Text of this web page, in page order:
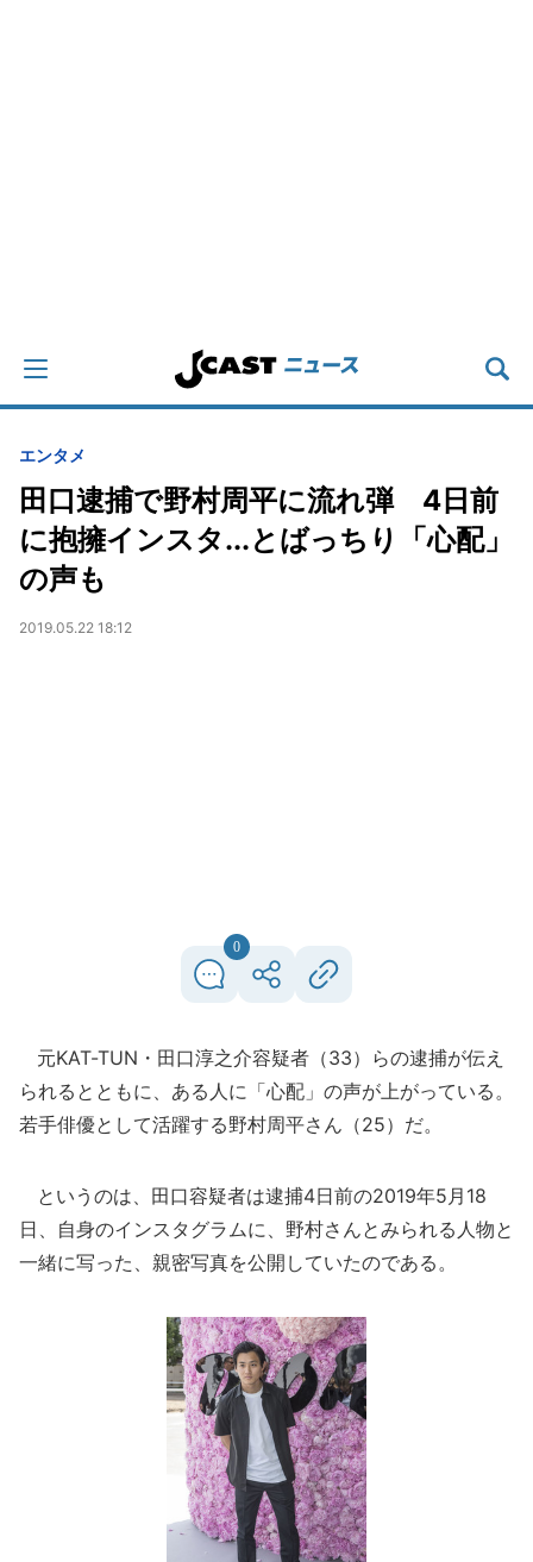
エンタメ
田口逮捕で野村周平に流れ弾 4日前
に抱擁インスタ...とばっちり「心配」
の声も
2019.05.22 18:12
0
元KAT-TUN・田口淳之介容疑者（33）らの逮捕が伝え
られるとともに、ある人に「心配」の声が上がっている。
若手俳優として活躍する野村周平さん（25）だ。
というのは、田口容疑者は逮捕4日前の2019年5月18
日、自身のインスタグラムに、野村さんとみられる人物と
一緒に写った、親密写真を公開していたのである。